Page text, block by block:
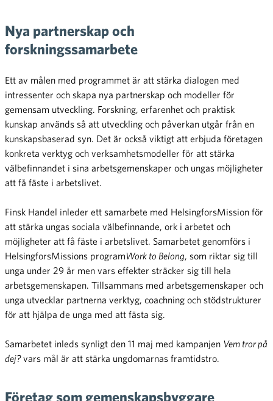
Nya partnerskap och
forskningssamarbete
Ett av målen med programmet är att stärka dialogen med
intressenter och skapa nya partnerskap och modeller för
gemensam utveckling. Forskning, erfarenhet och praktisk
kunskap används så att utveckling och påverkan utgår från en
kunskapsbaserad syn. Det är också viktigt att erbjuda företagen
konkreta verktyg och verksamhetsmodeller för att stärka
välbefinnandet i sina arbetsgemenskaper och ungas möjligheter
att få fäste i arbetslivet.
Finsk Handel inleder ett samarbete med HelsingforsMission för
att stärka ungas sociala välbefinnande, ork i arbetet och
möjligheter att få fäste i arbetslivet. Samarbetet genomförs i
HelsingforsMissions programWork to Belong, som riktar sig till
unga under 29 år men vars effekter sträcker sig till hela
arbetsgemenskapen. Tillsammans med arbetsgemenskaper och
unga utvecklar partnerna verktyg, coachning och stödstrukturer
för att hjälpa de unga med att fästa sig.
Samarbetet inleds synligt den 11 maj med kampanjen Vem tror på
dej?vars mål är att stärka ungdomarnas framtidstro.
Företag som gemenskapsbyggare